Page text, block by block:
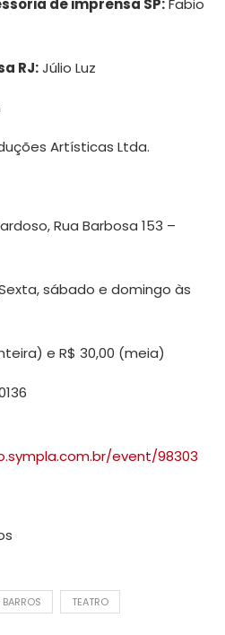
de imprensa SP:Fabio
RJ:Júlio Luz
Artísticas Ltda.
Rua Barbosa 153 –
sábado e domingo às
e R$ 30,00 (meia)
event/98303
TEATRO